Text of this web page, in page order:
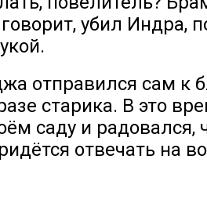
убил Индра,
отправился сам к
старика. В это
саду и радовался,
отвечать на